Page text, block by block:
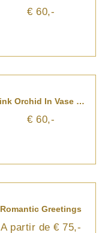
€ 60,-
Pink Orchid In Vase With Flax
€ 60,-
Romantic Greetings
A partir de € 75,-